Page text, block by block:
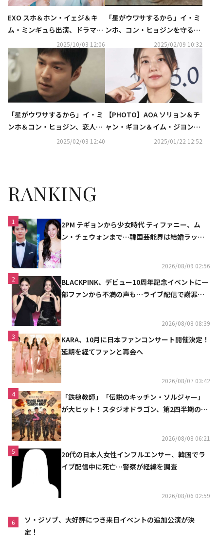
EXO スホ＆ホン・イェジ＆キ
ム・ミンギュら出演、ドラマ
「世子が消えた」12月よりDVD
発売＆レンタル開始！
2025/10/03 12:06
「星がウワサするから」イ・ミ
ンホ、コン・ヒョジンを守るた
めに嘘をつく【ネタバレあり】
2025/02/09 10:32
「星がウワサするから」イ・ミ
ンホ＆コン・ヒョジン、恋人を
前に複雑な心境【ネタバレあ
2025/02/03 12:40
【PHOTO】AOA ソリョン＆チ
ャン・ギヨン＆イム・ジヨン
ら、映画「黒い修女たち」VIP
2025/01/22 12:52
RANKING
1
2PM テギョンから少女時代 ティファニー、ム
ン・チェウォンまで…韓国芸能界は結婚ラッシ
2026/08/09 02:56
2
BLACKPINK、デビュー10周年記念イベントに一
部ファンから不満の声も…ライブ配信で謝罪
2026/08/08 08:39
3
KARA、10月に日本ファンコンサート開催決定！
延期を経てファンと再会へ
2026/08/07 03:42
4
「鉄槌教師」「伝説のキッチン・ソルジャー」
が大ヒット！スタジオドラゴン、第2四半期の売
2026/08/08 06:21
5
20代の日本人女性インフルエンサー、韓国でラ
イブ配信中に死亡…警察が経緯を調査
2026/08/06 02:59
6
ソ・ジソブ、大好評につき来日イベントの追加公演が決
定！